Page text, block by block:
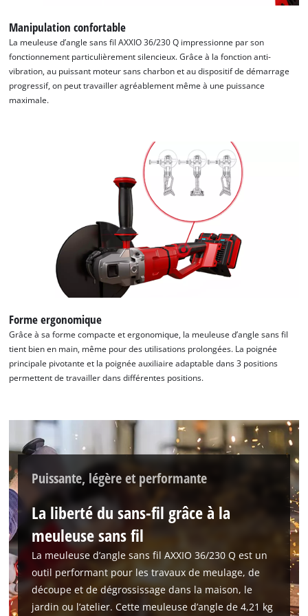
Management
Platform
Manipulation confortable
La meuleuse d’angle sans fil AXXIO 36/230 Q impressionne par son
fonctionnement particulièrement silencieux. Grâce à la fonction anti-
vibration, au puissant moteur sans charbon et au dispositif de démarrage
progressif, on peut travailler agréablement même à une puissance
maximale.
Forme ergonomique
Grâce à sa forme compacte et ergonomique, la meuleuse d’angle sans fil
tient bien en main, même pour des utilisations prolongées. La poignée
principale pivotante et la poignée auxiliaire adaptable dans 3 positions
permettent de travailler dans différentes positions.
Puissante, légère et performante
La liberté du sans-fil grâce à la
meuleuse sans fil
La meuleuse d’angle sans fil AXXIO 36/230 Q est un
outil performant pour les travaux de meulage, de
découpe et de dégrossissage dans la maison, le
jardin ou l’atelier. Cette meuleuse d’angle de 4,21 kg